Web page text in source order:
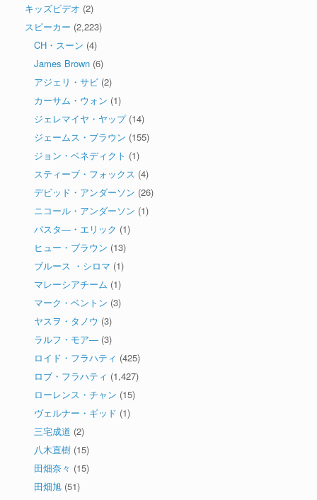
キッズビデオ (2)
スピーカー (2,223)
CH・スーン (4)
James Brown (6)
アジェリ・サビ (2)
カーサム・ウォン (1)
ジェレマイヤ・ヤップ(14)
ジェームス・ブラウン (155)
ジョン・ベネディクト (1)
スティーブ・フォックス (4)
デビッド・アンダーソン (26)
ニコール・アンダーソン (1)
パスタ―・エリック (1)
ヒュー・ブラウン (13)
ブルース ・シロマ (1)
マレーシアチーム (1)
マーク・ベントン (3)
ヤスヲ・タノウ (3)
ラルフ・モア― (3)
ロイド・フラハティ (425)
ロブ・フラハティ (1,427)
ローレンス・チャン (15)
ヴェルナー・ギッド (1)
三宅成道 (2)
八木直樹 (15)
田畑奈々 (15)
田畑旭 (51)